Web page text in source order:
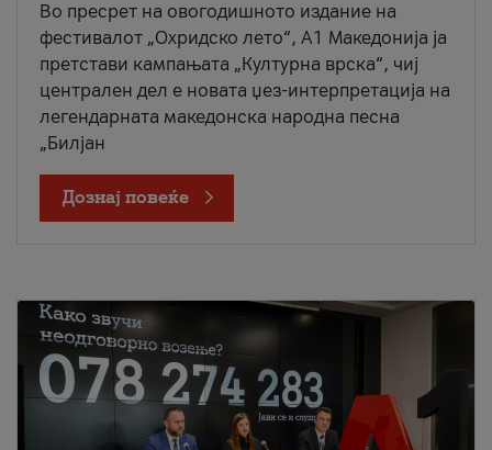
Во пресрет на овогодишното издание на
фестивалот „Охридско лето“, А1 Македонија ја
претстави кампањата „Културна врска“, чиј
централен дел е новата џез-интерпретација на
легендарната македонска народна песна
„Билјан
Дознај повеќе